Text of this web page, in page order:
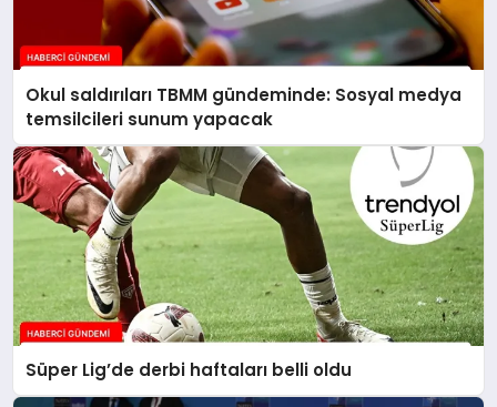
Okul saldırıları TBMM gündeminde: Sosyal medya
temsilcileri sunum yapacak
Süper Lig’de derbi haftaları belli oldu